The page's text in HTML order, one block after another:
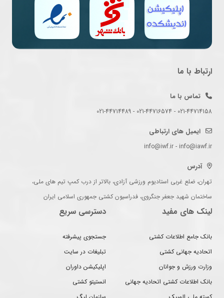
ارتباط با ما
تماس با ما
021-44714158 - 021-44716574 - 021-44714489
ایمیل های ارتباطی
info@iwf.ir - info@iawf.ir
آدرس
تهران، ضلع غربی استادیوم ورزشی آزادی، بالاتر از درب کمپ تیم های ملی،
ساختمان شهید جعفر جنگروی، فدراسیون کشتی جمهوری اسلامی ایران
لینک های مفید
بانک جامع اطلاعات کشتی
اتحادیه جهانی کشتی
وزارت ورزش و جوانان
بانک اطلاعات کشتی اتحادیه جهانی
دسترسی سریع
جستجوی پیشرفته
تبلیغات در سایت
اپلیکیشن داوران
انستیتو کشتی